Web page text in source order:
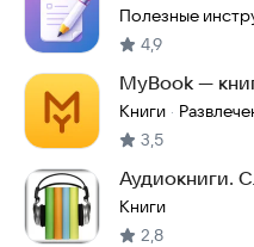
Полезные
4,9
MyBook —
Книги ·
3,5
Аудиокниги.
Книги
2,8